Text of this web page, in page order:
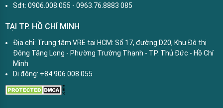
Sđt: 0906.008.055 - 0963.76.8883 085
TẠI TP. HỒ CHÍ MINH
Địa chỉ: Trung tâm VRE tại HCM: Số 17, đường D20, Khu Đô thị
Đông Tăng Long - Phường Trường Thạnh - TP. Thủ Đức - Hồ Chí
Minh
Di động: +84.906.008.055